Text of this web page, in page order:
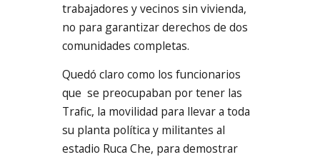
trabajadores y vecinos sin vivienda,
no para garantizar derechos de dos
comunidades completas.
Quedó claro como los funcionarios
que se preocupaban por tener las
Trafic, la movilidad para llevar a toda
su planta política y militantes al
estadio Ruca Che, para demostrar